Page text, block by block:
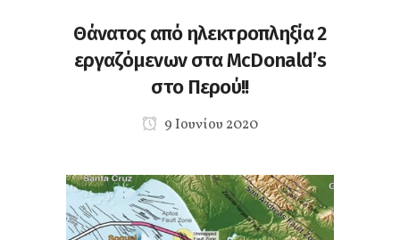
Θάνατος από ηλεκτροπληξία 2
εργαζόμενων στα McDonald’s
στο Περού!!
9 Ιουνίου 2020